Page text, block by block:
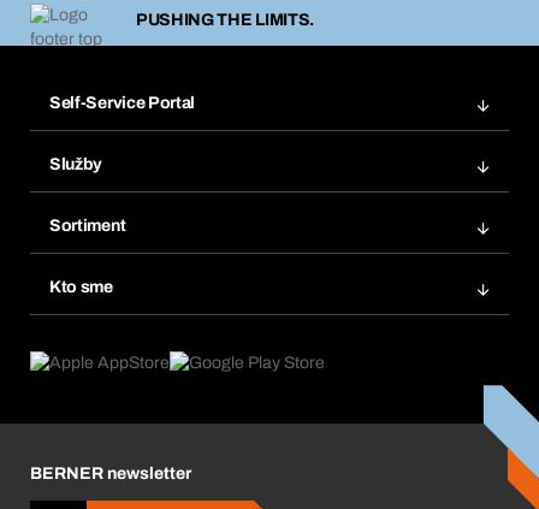
PUSHING THE LIMITS.
Self-Service Portal
Obľúbené
Opakované objednávky
Predplatné
Služby
Chemická databáza
eProcurement
Produktový poradca
Sortiment
Kto sme
Čo nás poháňa
Business Conduct
BERNER newsletter